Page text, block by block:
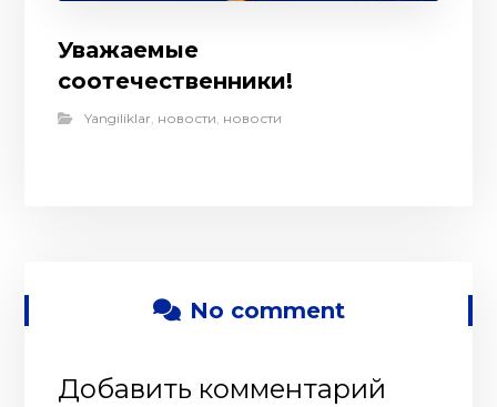
Уважаемые
соотечественники!
Yangiliklar, новости, новости
No comment
Добавить комментарий